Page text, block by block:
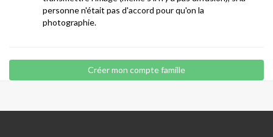
personne n'était pas d'accord pour qu'on la
photographie.